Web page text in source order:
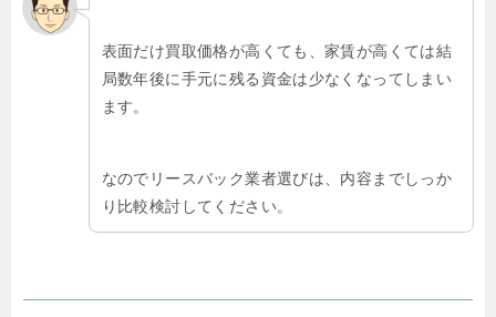
表面だけ買取価格が高くても、家賃が高くては結
局数年後に手元に残る資金は少なくなってしまい
ます。
なのでリースバック業者選びは、内容までしっか
り比較検討してください。